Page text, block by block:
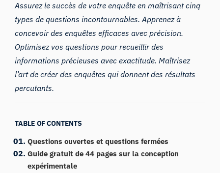
Assurez le succès de votre enquête en maîtrisant cinq
types de questions incontournables. Apprenez à
concevoir des enquêtes efficaces avec précision.
Optimisez vos questions pour recueillir des
informations précieuses avec exactitude. Maîtrisez
l’art de créer des enquêtes qui donnent des résultats
percutants.
TABLE OF CONTENTS
Questions ouvertes et questions fermées
Guide gratuit de 44 pages sur la conception
expérimentale